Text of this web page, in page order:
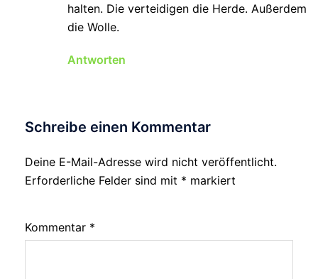
halten. Die verteidigen die Herde. Außerdem
die Wolle.
Antworten
Schreibe einen Kommentar
Deine E-Mail-Adresse wird nicht veröffentlicht.
Erforderliche Felder sind mit * markiert
Kommentar *